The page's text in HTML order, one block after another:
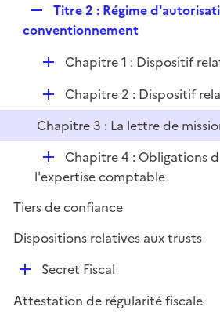
r i
e
r
e
l
i
e
r
Titre 2 : Régime
conventionnement
D
i
r
Chapitre 1 : Dispositif
D
é
p
e
r
Chapitre 2 : Dispositif
Chapitre 3 : La lettre de
D
é
l
i
r
Chapitre 4 : Obligations
l'expertise comptable
Tiers de confiance
Dispositions relatives aux trusts
D
p
Secret Fiscal
Attestation de régularité fiscale